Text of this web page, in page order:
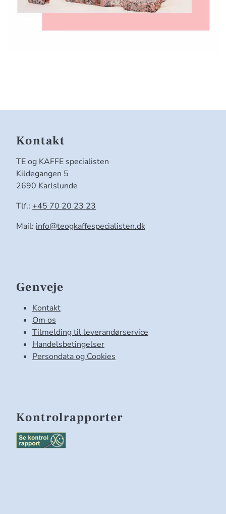
Kontakt
TE og KAFFE specialisten
Kildegangen 5
2690 Karlslunde
Tlf.: +45 70 20 23 23
Mail: info@teogkaffespecialisten.dk
Genveje
Kontakt
Om os
Tilmelding til leverandørservice
Handelsbetingelser
Persondata og Cookies
Kontrolrapporter